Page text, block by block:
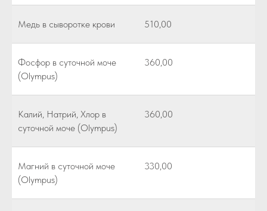
Медь в сыворотке крови 510,00
Фосфор в суточной моче
(Olympus)
360,00
Калий, Натрий, Хлор в
суточной моче (Olympus)
360,00
Магний в суточной моче
(Olympus)
330,00